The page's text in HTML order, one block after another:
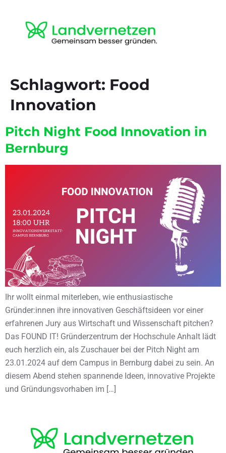
Schlagwort: Food
Innovation
Pitch Night Food Innovation in
Bernburg
Ihr wollt einmal miterleben, wie enthusiastische
Gründer:innen ihre innovativen Geschäftsideen vor einer
erfahrenen Jury aus Wirtschaft und Wissenschaft pitchen?
Das FOUND IT! Gründerzentrum der Hochschule Anhalt lädt
euch herzlich ein, als Zuschauer bei der Pitch Night am
23.01.2024 auf dem Campus in Bernburg dabei zu sein. An
diesem Abend stehen spannende Ideen, innovative Projekte
und Gründungsvorhaben im […]